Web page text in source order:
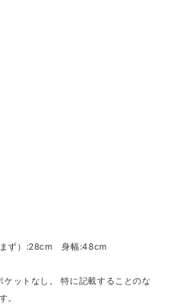
まず）:28cm 身幅:48cm
ットなし。 特に記載することのな
す。